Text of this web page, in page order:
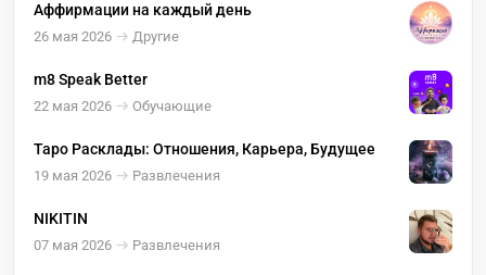
Аффирмации на каждый день
26 мая 2026 Другие
m8 Speak Better
22 мая 2026 Обучающие
Таро Расклады: Отношения, Карьера, Будущее
19 мая 2026 Развлечения
NIKITIN
07 мая 2026 Развлечения